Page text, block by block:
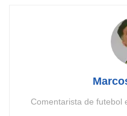
Comentarista de futebol